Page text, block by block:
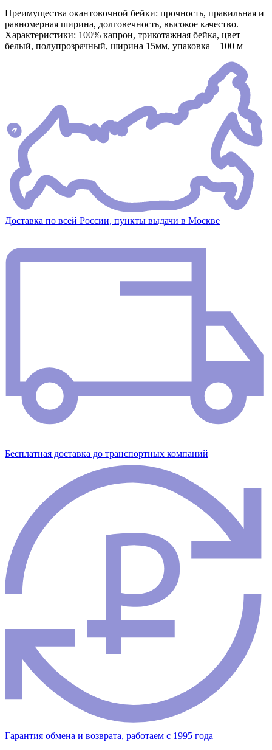
Преимущества окантовочной бейки: прочность, правильная и
равномерная ширина, долговечность, высокое качество.
Характеристики: 100% капрон, трикотажная бейка, цвет
белый, полупрозрачный, ширина 15мм, упаковка – 100 м
Доставка по всей России, пункты выдачи в Москве
Бесплатная доставка до транспортных компаний
Гарантия обмена и возврата, работаем с 1995 года